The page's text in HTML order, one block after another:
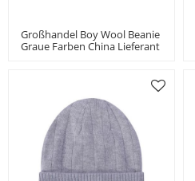
Großhandel Boy Wool Beanie
Graue Farben China Lieferant